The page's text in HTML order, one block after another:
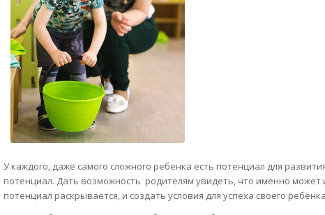
У каждого, даже самого сложного ребенка есть потенциал для
потенциал. Дать возможность родителям увидеть, что именно может
потенциал раскрывается, и создать условия для успеха своего